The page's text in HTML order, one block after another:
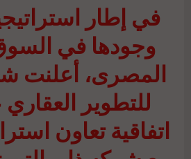
في إطار
وجودها في
المصرى، أعلنت
للتطوير
اتفاقية تعاون